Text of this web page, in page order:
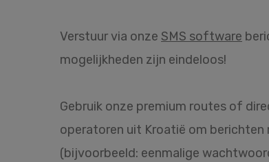
Verstuur via onze SMS software
mogelijkheden zijn eindeloos!
Gebruik onze premium routes of
operatoren uit Kroatië om
(bijvoorbeeld: eenmalige